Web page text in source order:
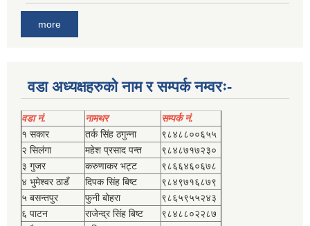
more
वडा अध्यक्षहरुको नाम र सम्पर्क नम्वरः-
वडा नं. नामथर
सम्पर्क नं.
१ सकार
तर्क सिंह ठगुन्‍ना
९८४८८००६५५
२ सिलंगा
महेश प्रसाद पन्त
९८४८७१७२३०
३ गुजर
करुणाकर भट्ट
९८६६४६०६७८
४ भुमेश्‍वर ठाडँ
दिपक सिंह बिष्‍ट
९८४९७१६८७९
५ बसन्तपुर
फुनी बोहरा
९८६५९५५२४३
६ पाटन
राजेन्द्र सिंह बिष्‍ट
९८४८८०२२८७